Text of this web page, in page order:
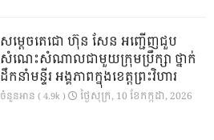
សម្តេចតេជោ ហ៊ុន សែន អញ្ជើញជួប
សំណេះសំណាលជាមួយក្រុមប្រឹក្សា ថ្នាក់
ដឹកនាំមន្ទីរ អង្គភាពក្នុងខេត្តព្រះវិហារ
ចំនួនអាន ( 4.9k ) ថ្ងៃ​សុក្រ, 10 ខែ​កក្កដា, 2026